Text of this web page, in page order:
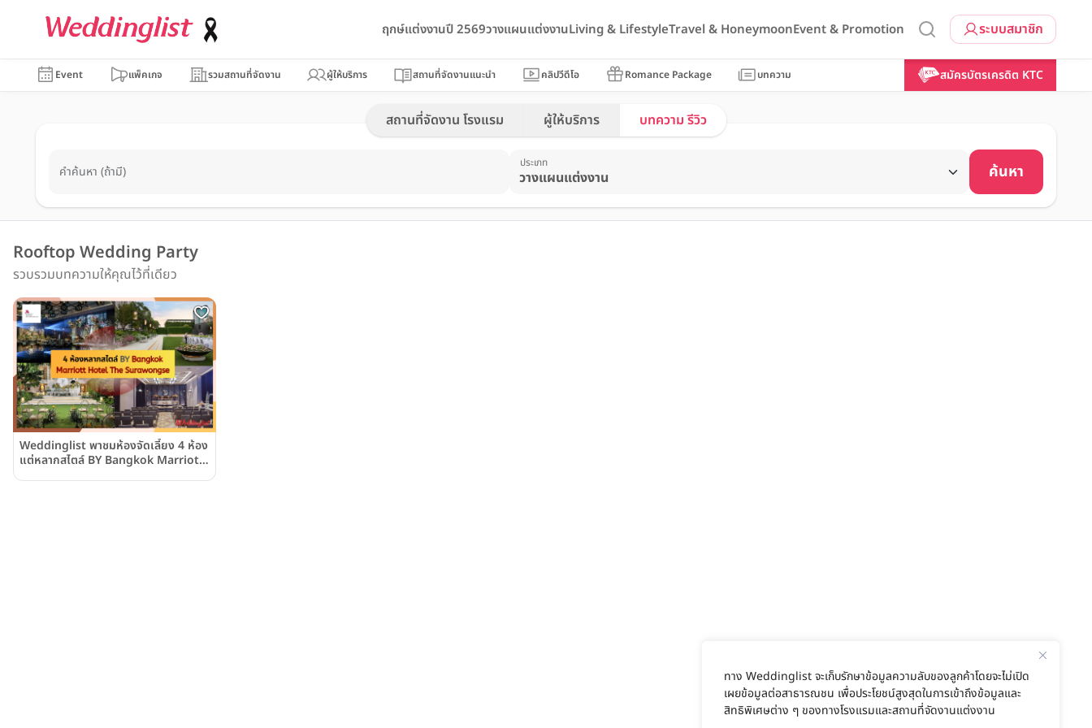
ทาง Weddinglist จะเก็บรักษาข้อมูลความลับของลูกค้าโดยจะไม่เปิด
เผยข้อมูลต่อสาธารณชน เพื่อประโยชน์สูงสุดในการเข้าถึงข้อมูลและ
สิทธิพิเศษต่าง ๆ ของทางโรงแรมและสถานที่จัดงานแต่งงาน
ระบบสมาชิก
ฤกษ์แต่งงานปี 2569วางแผนแต่งงานLiving & LifestyleTravel & HoneymoonEvent & Promotion
Event แพ็คเกจ รวมสถานที่จัดงาน ผู้ให้บริการ สถานที่จัดงานแนะนำ คลิปวีดีโอ Romance Package บทความ สมัครบัตรเครดิต KTC
สถานที่จัดงาน โรงแรม ผู้ให้บริการ บทความ รีวิว
คำค้นหา (ถ้ามี)
ประเภท ค้นหา
Rooftop Wedding Party
รวบรวมบทความให้คุณไว้ที่เดียว
Weddinglist พาชมห้องจัดเลี้ยง 4 ห้อง
แต่หลากสไตล์ BY Bangkok Marriott